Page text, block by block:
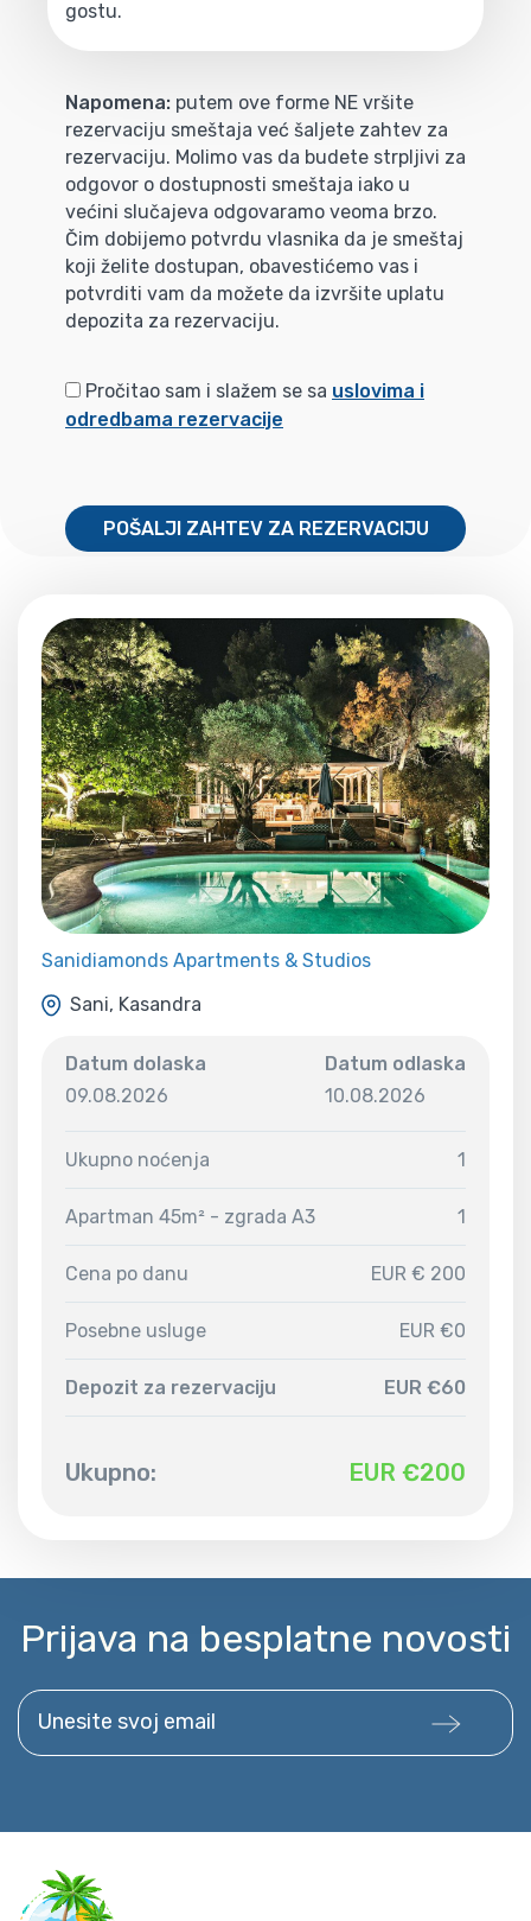
gostu.
Napomena: putem ove forme NE vršite
rezervaciju smeštaja već šaljete zahtev za
rezervaciju. Molimo vas da budete strpljivi za
odgovor o dostupnosti smeštaja iako u
većini slučajeva odgovaramo veoma brzo.
Čim dobijemo potvrdu vlasnika da je smeštaj
koji želite dostupan, obavestićemo vas i
potvrditi vam da možete da izvršite uplatu
depozita za rezervaciju.
Pročitao sam i slažem se sa uslovima i
odredbama rezervacije
POŠALJI ZAHTEV ZA REZERVACIJU
Sanidiamonds Apartments & Studios
Sani, Kasandra
Datum dolaska
09.08.2026
Datum odlaska
10.08.2026
Ukupno noćenja 1
Apartman 45m² - zgrada A3 1
Cena po danu EUR € 200
Posebne usluge EUR €0
Depozit za rezervaciju EUR €60
Ukupno: EUR €200
Prijava na besplatne novosti
Unesite svoj email